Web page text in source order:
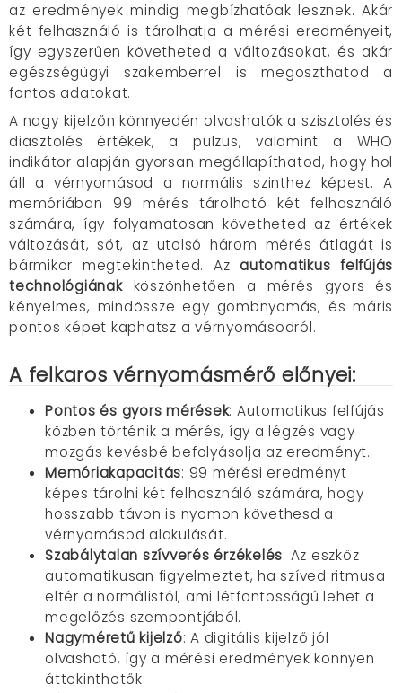
az eredmények mindig megbízhatóak lesznek. Akár
két felhasználó is tárolhatja a mérési eredményeit,
így egyszerűen követheted a változásokat, és akár
egészségügyi szakemberrel is megoszthatod a
fontos adatokat.
A nagy kijelzőn könnyedén olvashatók a szisztolés és
diasztolés értékek, a pulzus, valamint a WHO
indikátor alapján gyorsan megállapíthatod, hogy hol
áll a vérnyomásod a normális szinthez képest. A
memóriában 99 mérés tárolható két felhasználó
számára, így folyamatosan követheted az értékek
változását, sőt, az utolsó három mérés átlagát is
bármikor megtekintheted. Az automatikus felfújás
technológiánakköszönhetően a mérés gyors és
kényelmes, mindössze egy gombnyomás, és máris
pontos képet kaphatsz a vérnyomásodról.
A felkaros vérnyomásmérő előnyei:
Pontos és gyors mérések: Automatikus felfújás
közben történik a mérés, így a légzés vagy
mozgás kevésbé befolyásolja az eredményt.
Memóriakapacitás: 99 mérési eredményt
képes tárolni két felhasználó számára, hogy
hosszabb távon is nyomon követhesd a
vérnyomásod alakulását.
Szabálytalan szívverés érzékelés: Az eszköz
automatikusan figyelmeztet, ha szíved ritmusa
eltér a normálistól, ami létfontosságú lehet a
megelőzés szempontjából.
Nagyméretű kijelző: A digitális kijelző jól
olvasható, így a mérési eredmények könnyen
áttekinthetők.